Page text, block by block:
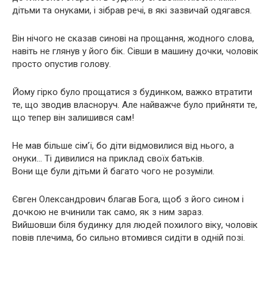
дітьми та онуками, і зібрав речі, в які зазвичай одягався.
Він нічого не сказав синові на прощання, жодного слова,
навіть не глянув у його бік. Сівши в машину дочки, чоловік
просто опустив голову.
Йому гірко було прощатися з будинком, важко втратити
те, що зводив власноруч. Але найважче було прийняти те,
що тепер він залишився сам!
Не мав більше сім’ї, бо діти відмовилися від нього, а
онуки… Ті дивилися на приклад своїх батьків.
Вони ще були дітьми й багато чого не розуміли.
Євген Олександрович благав Бога, щоб з його сином і
дочкою не вчинили так само, як з ним зараз.
Вийшовши біля будинку для людей похилого віку, чоловік
повів плечима, бо сильно втомився сидіти в одній позі.